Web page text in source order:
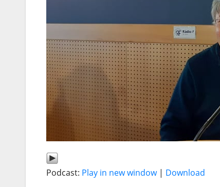
Podcast: Play in new window| Download